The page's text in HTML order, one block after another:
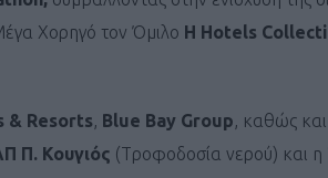
Χορηγό τον Όμιλο H Hotels
& Resorts, Blue Bay Group, καθώς
Π. Κουγιός (Tροφοδοσία νερού) και η
Καφές